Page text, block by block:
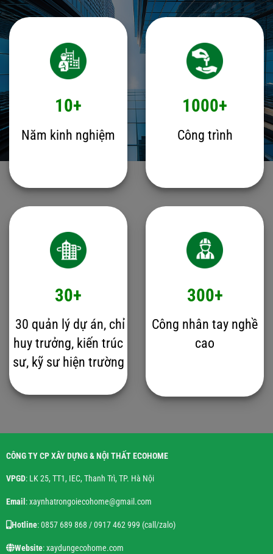
10+
Năm kinh nghiệm
1000+
Công trình
30+
30 quản lý dự án, chỉ
huy trưởng, kiến trúc
sư, kỹ sư hiện trường
300+
Công nhân tay nghề
cao
CÔNG TY CP XÂY DỰNG & NỘI THẤT ECOHOME
VPGD: LK 25, TT1, IEC, Thanh Trì, TP. Hà Nội
Email : xaynhatrongoiecohome@gmail.com
Hotline: 0857 689 868 / 0917 462 999 (call/zalo)
Website: xaydungecohome.com